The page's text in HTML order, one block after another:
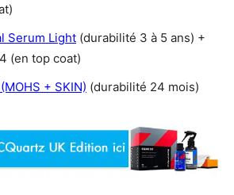
Serum Light (durabilité 3 à 5 ans) +
(en top coat)
+ SKIN) (durabilité 24 mois)